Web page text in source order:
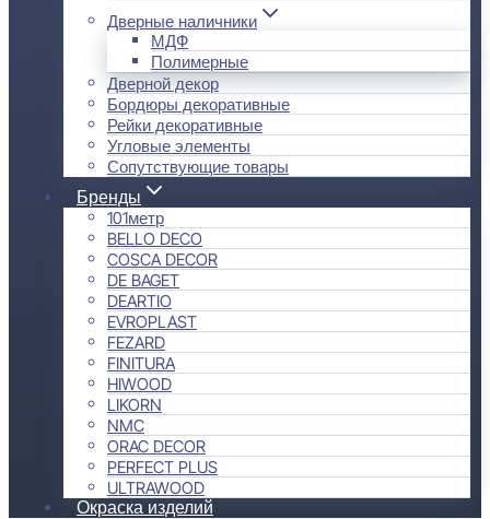
Дверные наличники
МДФ
Полимерные
Дверной декор
Бордюры декоративные
Рейки декоративные
Угловые элементы
Сопутствующие товары
Бренды
101метр
BELLO DECO
COSCA DECOR
DE BAGET
DEARTIO
EVROPLAST
FEZARD
FINITURA
HIWOOD
LIKORN
NMC
ORAC DECOR
PERFECT PLUS
ULTRAWOOD
Окраска изделий